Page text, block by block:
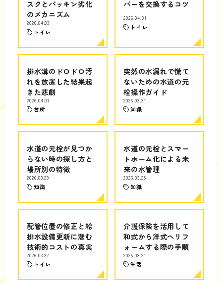
スクとパッキン劣化
のメカニズム
2026.04.03
トイレ
バーを交換するコツ
2026.04.01
トイレ
排水溝のドロドロ汚
れを放置した結果起
きた悲劇
2026.04.01
台所
突然の水漏れで慌て
ないための水道の元
栓操作ガイド
2026.03.31
知識
水道の元栓が見つか
らない時の探し方と
場所別の特徴
2026.03.29
知識
水道の元栓とスマー
トホーム化による未
来の水管理
2026.03.25
知識
配管位置の修正と給
排水設備更新に潜む
技術的コストの真実
2026.03.22
トイレ
介護保険を活用して
和式から洋式へリフ
ォームする際の手順
2026.03.21
生活